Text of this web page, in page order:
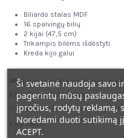
Biliardo stalas MDF
16 spalvingų bilių
2 kijai (47,5 cm)
Trikampis bilėms išdėstyti
Kreda kijo galui
🎮 4 patrauklūs žaidimai su
Klasikinis biliardas
Tikslas:išmokti biliardo taisykles.
Kaip žaisti:
Ši svetainė naudoja savo
pagerintų mūsų
įpročius, rodytų reklamą,
Norėdami duoti sutikimą
ACEPT.